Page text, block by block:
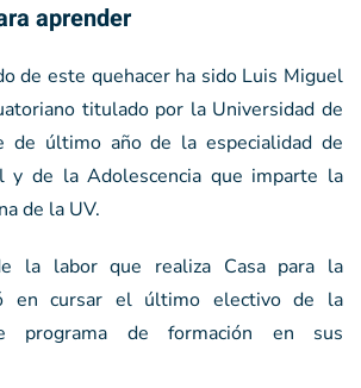
aprender
de este quehacer ha sido Luis Miguel
titulado por la Universidad de
de último año de la especialidad de
y de la Adolescencia que imparte la
de la UV.
la labor que realiza Casa para la
en cursar el último electivo de la
programa de formación en sus